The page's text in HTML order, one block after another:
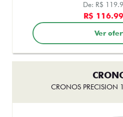
De: R$
R$
Ver
CRONOS PRECISION